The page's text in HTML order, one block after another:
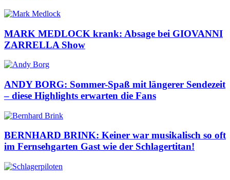
MARK MEDLOCK krank: Absage bei GIOVANNI
ZARRELLA Show
ANDY BORG: Sommer-Spaß mit längerer Sendezeit
– diese Highlights erwarten die Fans
BERNHARD BRINK: Keiner war musikalisch so oft
im Fernsehgarten Gast wie der Schlagertitan!